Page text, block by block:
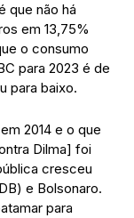
que não há
em 13,75%
o consumo
para 2023 é de
para baixo.
2014 e o que
Dilma] foi
cresceu
e Bolsonaro.
para